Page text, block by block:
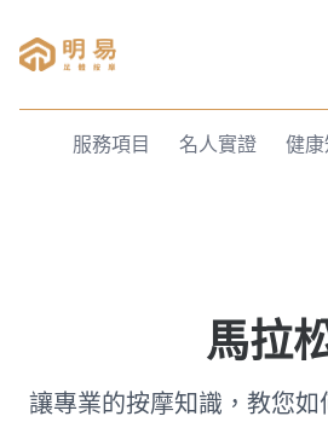
明易足體按摩
服務項目 名人實證 健
馬拉
讓專業的按摩知識，教您